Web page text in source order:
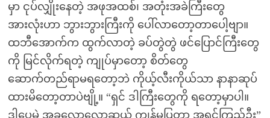
မှာ ငုပ်လျှိုးနေတဲ့ အဖုအထစ်၊ အတုံးအခဲကြီးတွေ
အားလုံးဟာ ဘွားဘွားကြီးကို ပေါ်လာတော့တာပေါ့ဗျာ။
ထဘီအောက်က ထွက်လာတဲ့ ခပ်တွဲတွဲ ဖင်ပြောင်ကြီးတွေ
ကို မြင်လိုက်ရတဲ့ ကျုပ်မှာတော့ စိတ်တွေ
ဆောက်တည်ရာမရတော့ဘဲ ကိုယ့်လီးကိုယ်သာ နာနာဆုပ်
ထားမိတော့တာပဲဗျို့။ “ရှင် ဒါကြီးတွေကို ရတော့မှာပါ။
ဒါပေမဲ့ အခုလောလောဆယ် ကျွန်မပြတာ အရင်ကြည့်ဦး”